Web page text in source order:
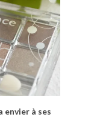
envier à ses